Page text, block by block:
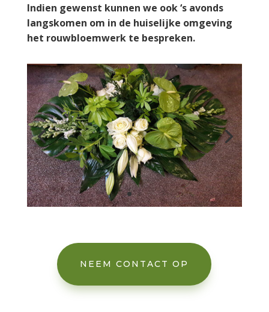
Indien gewenst kunnen we ook ‘s avonds
langskomen om in de huiselijke omgeving
het rouwbloemwerk te bespreken.
NEEM CONTACT OP